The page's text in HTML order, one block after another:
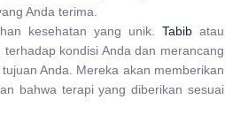
Anda terima.
kesehatan yang unik. Tabibatau
kondisi Anda dan merancang
Anda. Mereka akan memberikan
bahwa terapi yang diberikan sesuai